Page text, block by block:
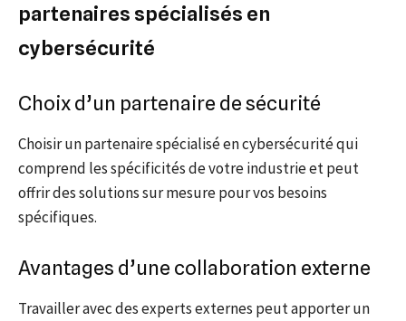
partenaires spécialisés en
cybersécurité
Choix d’un partenaire de sécurité
Choisir un partenaire spécialisé en cybersécurité qui
comprend les spécificités de votre industrie et peut
offrir des solutions sur mesure pour vos besoins
spécifiques.
Avantages d’une collaboration externe
Travailler avec des experts externes peut apporter un